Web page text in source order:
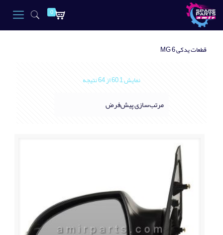
0
قطعات یدکی MG 6
نمایش 1–60 از 64 نتیجه